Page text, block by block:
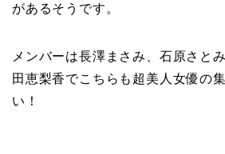
があるそうです。
メンバーは長澤まさみ、石原さと
田恵梨香でこちらも超美人女優の
い！